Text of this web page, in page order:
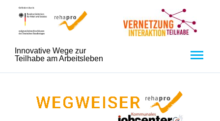
Innovative Wege zur
Teilhabe am Arbeitsleben